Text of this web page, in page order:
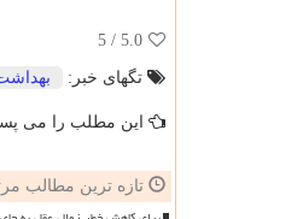
5.0
/ 5
تگهای خبر:
این مطلب را می
تازه ترین مطالب